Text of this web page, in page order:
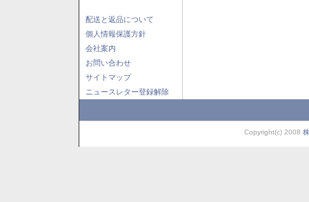
配送と返品について
個人情報保護方針
会社案内
お問い合わせ
サイトマップ
ニュースレター登録解除
Copyright(c) 2008